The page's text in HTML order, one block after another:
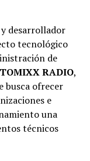
desarrollador
tecnológico
de
RADIO,
busca ofrecer
e
una
técnicos